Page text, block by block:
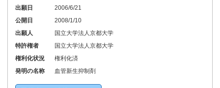
出願日
2006/6/21
公開日
2008/1/10
出願人
国立大学法人京都大学
特許権者
国立大学法人京都大学
権利化状況
権利化済
発明の名称
血管新生抑制剤